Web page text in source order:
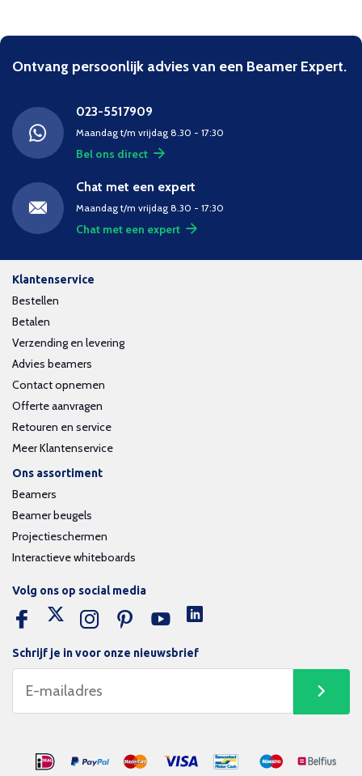
Ontvang persoonlijk advies van een Beamer Expert.
023-5517909
Maandag t/m vrijdag 8.30 - 17:30
Bel ons direct
Chat met een expert
Maandag t/m vrijdag 8.30 - 17:30
Chat met een expert
Klantenservice
Bestellen
Betalen
Verzending en levering
Advies beamers
Contact opnemen
Offerte aanvragen
Retouren en service
Meer Klantenservice
Ons assortiment
Beamers
Beamer beugels
Projectieschermen
Interactieve whiteboards
Schrijf je in voor onze nieuwsbrief
Volg ons op social media